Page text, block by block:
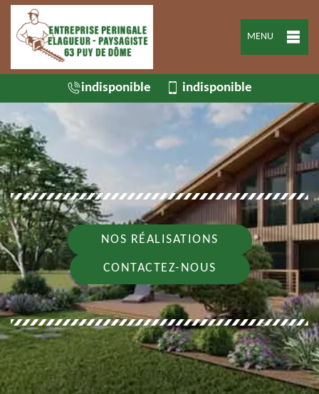
MENU
indisponible indisponible
NOS RÉALISATIONS
CONTACTEZ-NOUS